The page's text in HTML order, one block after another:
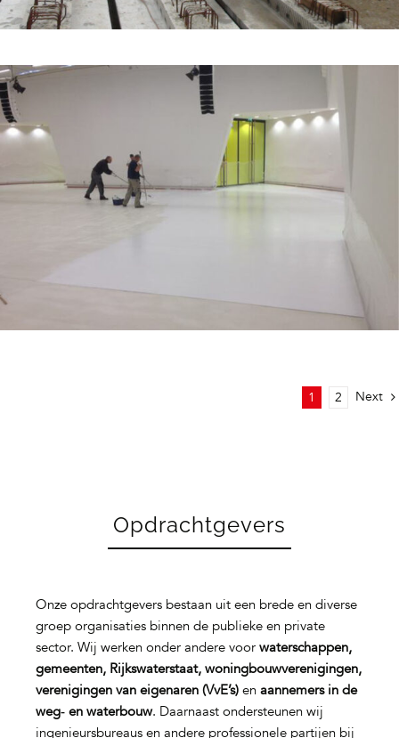
1 2 Next
Opdrachtgevers
Onze opdrachtgevers bestaan uit een brede en diverse
groep organisaties binnen de publieke en private
sector. Wij werken onder andere voor waterschappen,
gemeenten, Rijkswaterstaat, woningbouwverenigingen,
verenigingen van eigenaren (VvE’s)en aannemers in de
weg‑ en waterbouw. Daarnaast ondersteunen wij
ingenieursbureaus en andere professionele partijen bij